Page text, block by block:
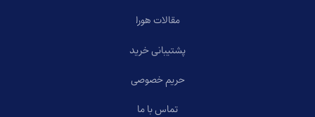
مقالات هورا
پشتیبانی خرید
حریم خصوصی
تماس با ما